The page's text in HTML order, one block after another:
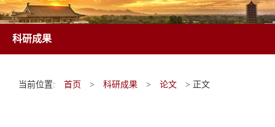
科研成果
当前位置: 首页 > 科研成果 > 论文 > 正文